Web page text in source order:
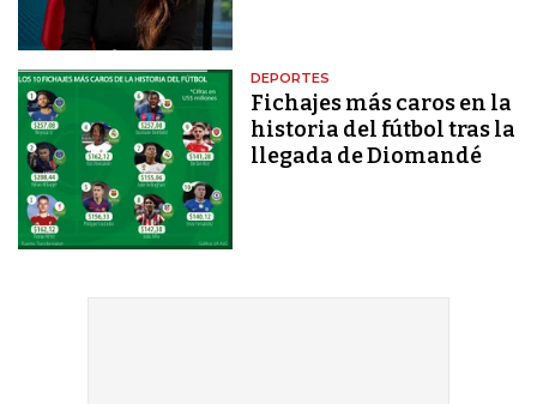
DEPORTES
Fichajes más caros en la
historia del fútbol tras la
llegada de Diomandé